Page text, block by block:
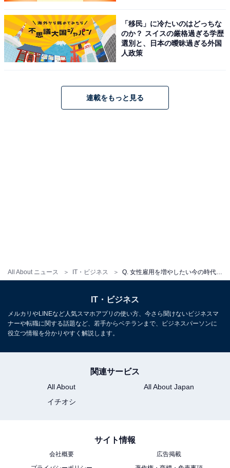
All About ニュース IT・ビジネス
「移民」に冷たいのはどっちな
のか？ スイスの厳格過ぎる学歴
選別と、日本の曖昧過ぎる外国
人政策
連載をもっと見る
IT・ビジネス
メルカリやLINEなど人気スマホアプリの使い方、今さら聞けないビジネスマ
ナーや転職に関する話題など、若手からベテランまで、ビジネスパーソンに
役立つ情報を分かりやすく解説します。
関連サービス
All About
All About Japan
イチオシ
サイト情報
会社概要
広告掲載